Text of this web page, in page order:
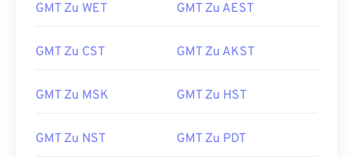
GMT Zu WET GMT Zu AEST
GMT Zu CST GMT Zu AKST
GMT Zu MSK GMT Zu HST
GMT Zu NST GMT Zu PDT